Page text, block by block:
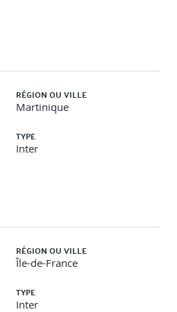
d’accessibilité :
(0h45)
de génération de code ARIA
(0h45)
d’intégrateurs et
boutons mal typés…) (0h30)
/ jeu de rôle : présentation
(0h30)
(1h)
RÉGION OU VILLE
Martinique
TYPE
Inter
RÉGION OU VILLE
Île-de-France
TYPE
Inter